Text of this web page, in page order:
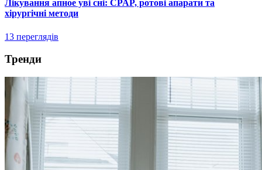
Лікування апное уві сні: CPAP, ротові апарати та
хірургічні методи
13 переглядів
Тренди